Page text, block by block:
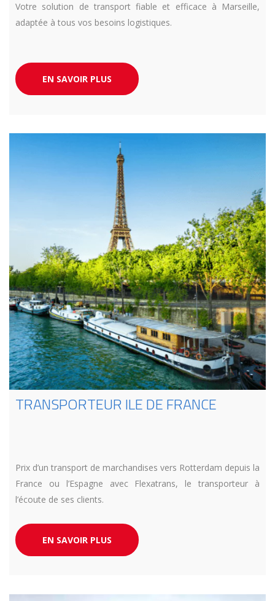
Votre solution de transport fiable et efficace à Marseille,
adaptée à tous vos besoins logistiques.
EN SAVOIR PLUS
TRANSPORTEUR ILE DE FRANCE
Prix d’un transport de marchandises vers Rotterdam depuis la
France ou l’Espagne avec Flexatrans, le transporteur à
l’écoute de ses clients.
EN SAVOIR PLUS